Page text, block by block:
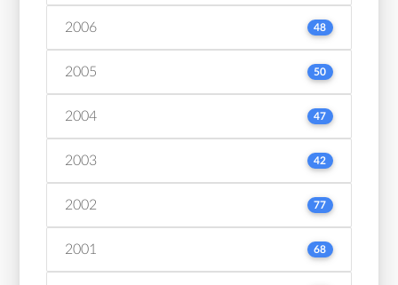
2006 48
2005 50
2004 47
2003 42
2002 77
2001 68